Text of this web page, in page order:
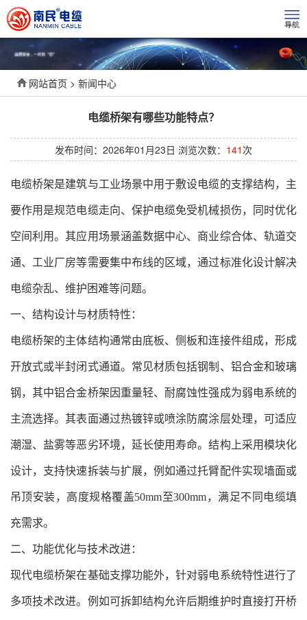
网站首页 > 新闻中心
电缆桥架有哪些功能特点？
发布时间：2026年01月23日 浏览次数： 141 次
电缆桥架是建筑与工业场景中用于敷设电缆的支撑结构，主
要作用是规范电缆走向、保护电缆免受机械损伤，同时优化
空间利用。其应用场景涵盖数据中心、商业综合体、轨道交
通、工业厂房等需要集中布线的区域，通过标准化设计解决
电缆杂乱、维护困难等问题。
一、结构设计与材质特性：
电缆桥架的主体结构通常由底板、侧板和连接件组成，形成
开放式或半封闭式通道。常见材质包括钢制、铝合金和玻璃
钢，其中铝合金桥架因重量轻、耐腐蚀性强成为弱电系统的
主流选择。其表面通过热镀锌或喷涂防腐涂层处理，可适应
潮湿、盐雾等恶劣环境，延长使用寿命。结构上采用模块化
设计，支持快速拆装与扩展，例如通过托臂配件实现墙面或
吊顶安装，高度规格覆盖50mm至300mm，满足不同电缆填
充需求。
二、功能优化与技术改进：
现代电缆桥架在基础支撑功能外，针对弱电系统特性进行了
多项技术改进。例如可拆卸结构允许后期维护时直接打开桥